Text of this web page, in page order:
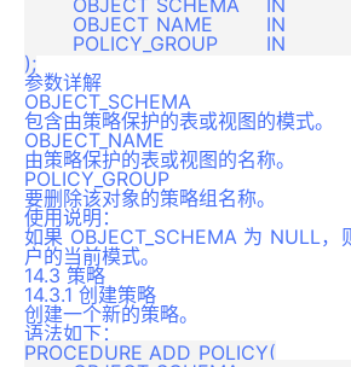
参数详解
OBJECT_SCHEMA
包含由策略保护的表或视图的模式。
OBJECT_NAME
由策略保护的表或视图的名称。
POLICY_GROUP
要删除该对象的策略组名称。
使用说明：
如果 OBJECT_SCHEMA 为 NULL，
户的当前模式。
14.3 策略
14.3.1 创建策略
创建一个新的策略。
语法如下：
PROCEDURE ADD_POLICY(